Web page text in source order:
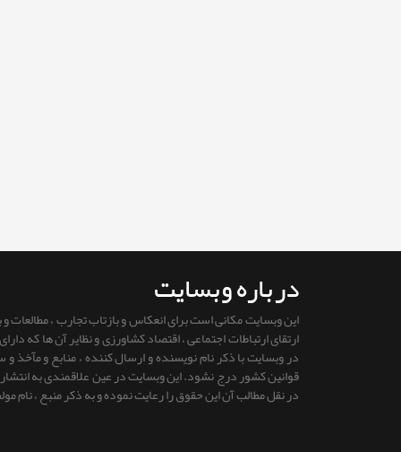
درباره وبسایت
این وبسایت مکانی است برای انعکاس و بازتاب تجارب ،
ارتقای ارتباطات اجتماعی ، اقتصاد کشاورزی و نظایر آن ها که
در وبسایت با ذکر نام نویسنده و ارسال کننده ، منابع و
قوانين كشور درج نشود. این وبسایت در عین علاقمندی به انتشار
در نقل مطالب آن این حقوق را رعایت نموده و به ذکر منبع ، نام